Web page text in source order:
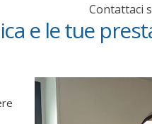
Contattaci
e le tue